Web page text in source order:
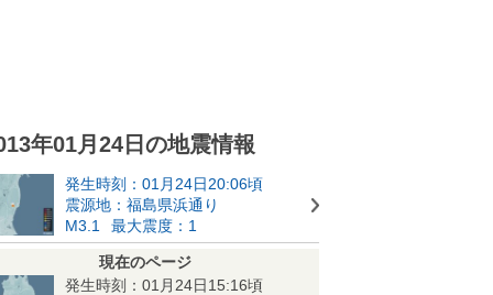
年01月24日の地震情報
発生時刻：01月24日20:06頃
震源地：福島県浜通り
M3.1
最大震度：1
現在のページ
発生時刻：01月24日15:16頃